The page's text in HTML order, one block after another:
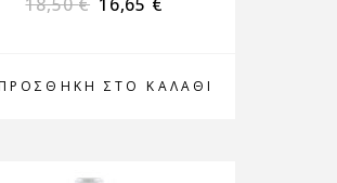
ΣΤΟ ΚΑΛΆΘΙ